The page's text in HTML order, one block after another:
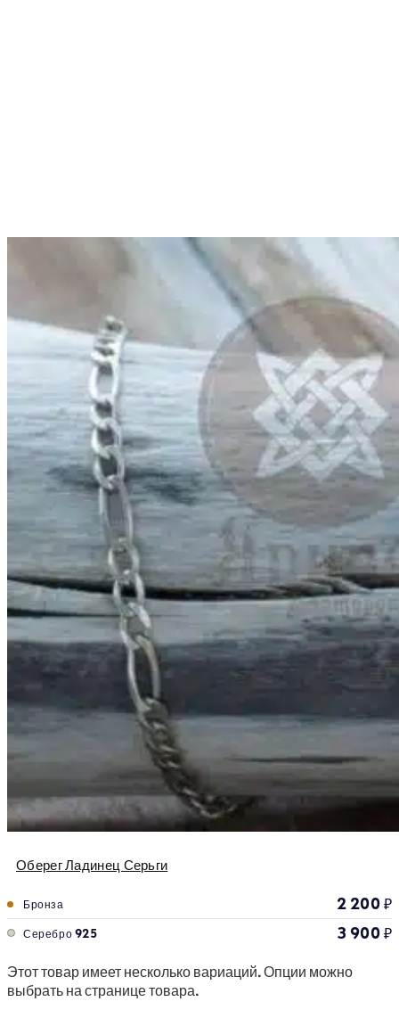
Оберег Ладинец Серьги
Бронза 2 200₽
Серебро 925 3 900₽
Этот товар имеет несколько вариаций. Опции можно
выбрать на странице товара.